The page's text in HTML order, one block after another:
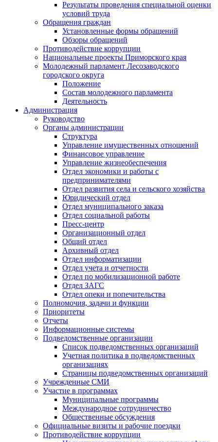
Результаты проведения специальной оценки
условий труда
Обращения граждан
Установленные формы обращений
Обзоры обращений
Противодействие коррупции
Национальные проекты Приморского края
Молодежный парламент Лесозаводского
городского округа
Положение
Состав молодежного парламента
Деятельность
Администрация
Руководство
Органы администрации
Структура
Управление имущественных отношений
Финансовое управление
Управление жизнеобеспечения
Отдел экономики и работы с
предпринимателями
Отдел развития села и сельского хозяйства
Юридический отдел
Отдел муниципального заказа
Отдел социальной работы
Пресс-центр
Организационный отдел
Общий отдел
Архивный отдел
Отдел информатизации
Отдел учета и отчетности
Отдел по мобилизационной работе
Отдел ЗАГС
Отдел опеки и попечительства
Полномочия, задачи и функции
Приоритеты
Отчеты
Информационные системы
Подведомственные организации
Список подведомственных организаций
Учетная политика в подведомственных
организациях
Страницы подведомственных организаций
Учрежденные СМИ
Участие в программах
Муниципальные программы
Международное сотрудничество
Общественные обсуждения
Официальные визиты и рабочие поездки
Противодействие коррупции